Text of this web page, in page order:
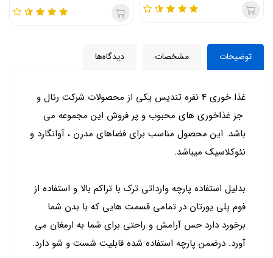
توضیحات مشخصات دیدگاه‌ها
غذا خوری 4 نفره تندیس یکی از محصولات شرکت رئال و
جز غذاخوری های محبوب و پر فروش این مجموعه می
باشد. این محصول مناسب برای فضاهای مدرن ، آوانگارد و
نئوکلاسیک میباشد.
بدلیل استفاده پارچه وارداتی ترک با تراکم بالا و استفاده از
فوم پلی یورتان در تمامی قسمت هایی که با بدن شما
برخورد دارد حس آرامش و راحتی برای شما به ارمغان می
آورد. درضمن پارچه استفاده شده قابلیت شست و شو دارد.